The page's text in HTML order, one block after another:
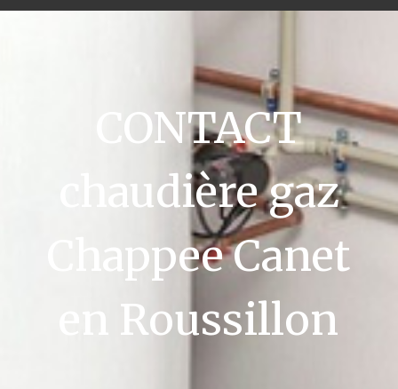
CONTACT
chaudière gaz
Chappee Canet
en Roussillon